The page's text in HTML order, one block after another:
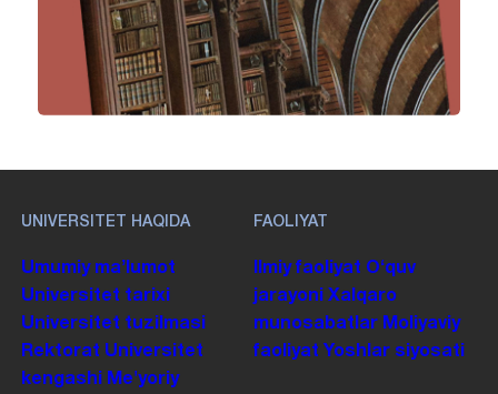
UNIVERSITET HAQIDA
Umumiy maʼlumot
Universitet tarixi
Universitet tuzilmasi
Rektorat Universitet
kengashi
Me'yoriy
FAOLIYAT
Ilmiy faoliyat Oʻquv
jarayoni
Xalqaro
munosabatlar Moliyaviy
faoliyat Yoshlar siyosati